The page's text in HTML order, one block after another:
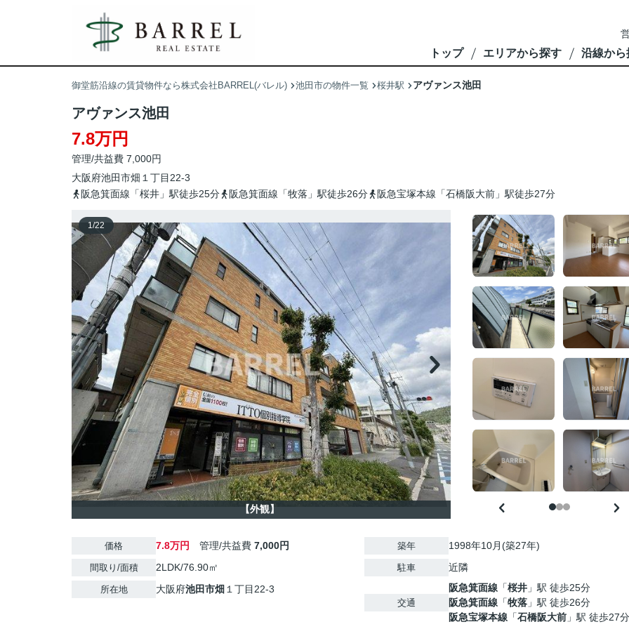
トップ エリアから探す 沿線から
御堂筋沿線の賃貸物件なら株式会社BARREL(バレル) 池田市の物件一覧 桜井駅 アヴァンス池田
アヴァンス池田
7.8万円
管理/共益費 7,000円
大阪府池田市畑 １丁目22-3
阪急箕面線「桜井」駅徒歩25分
阪急箕面線「牧落」駅徒歩26分 阪急宝塚本線「石橋阪大前」駅徒歩27分
1/22
【外観】
価格 7.8万円 管理/共益費 7,000円
間取り/面積 2LDK/76.90㎡
所在地 大阪府池田市畑 １丁目22-3
築年 1998年10月(築27年)
駐車 近隣
交通
阪急箕面線 「桜井 」駅 徒歩25分
阪急箕面線 「牧落 」駅 徒歩26分
阪急宝塚本線 「石橋阪大前 」駅 徒歩27分